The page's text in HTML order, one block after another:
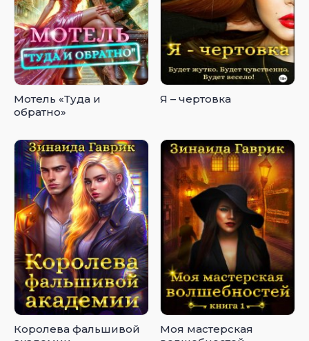
Мотель «Туда и
обратно»
Я – чертовка
Королева фальшивой
Моя мастерская